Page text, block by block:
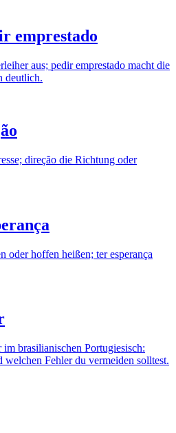
emprestado
aus; pedir emprestado macht die
deutlich.
direção die Richtung oder
oder hoffen heißen; ter esperança
brasilianischen Portugiesisch:
welchen Fehler du vermeiden solltest.